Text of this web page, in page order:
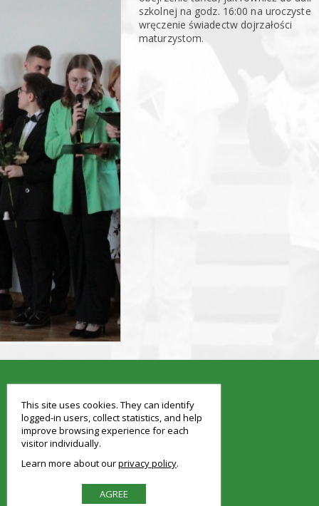
szkolnej na godz. 16:00 na uroczyste
wręczenie świadectw dojrzałości
maturzystom.
foreash
This site uses cookies. They can identify
logged-in users, collect statistics, and help
improve browsing experience for each
visitor individually.
Learn more about ourprivacy policy
AGREE